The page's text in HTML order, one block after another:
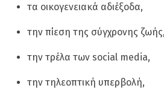
τα οικογενειακά αδιέξοδα,
την πίεση της σύγχρονης ζωής,
την τρέλα των social media,
την τηλεοπτική υπερβολή,